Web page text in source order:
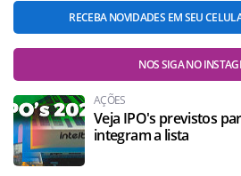
RECEBA NOVIDADES EM SEU
NOS SIGA NO
AÇÕES
Veja IPO's previstos
integram a lista